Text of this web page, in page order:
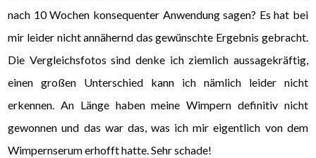
nach 10 Wochen konsequenter Anwendung sagen? Es hat bei
mir leider nicht annähernd das gewünschte Ergebnis gebracht.
Die Vergleichsfotos sind denke ich ziemlich aussagekräftig,
einen großen Unterschied kann ich nämlich leider nicht
erkennen. An Länge haben meine Wimpern definitiv nicht
gewonnen und das war das, was ich mir eigentlich von dem
Wimpernserum erhofft hatte. Sehr schade!